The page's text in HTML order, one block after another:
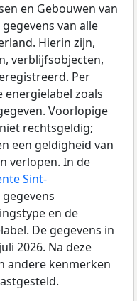
en Gebouwen van
van alle
Hierin zijn,
verblijfsobjecten,
Per
zoals
Voorlopige
rechtsgeldig;
een geldigheid van
verlopen. In de
Sint-
en de
De gegevens in
2026. Na deze
andere kenmerken